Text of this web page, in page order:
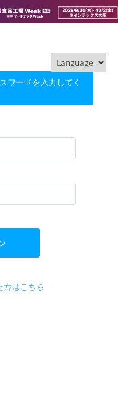
ワードを入力してく
方はこちら